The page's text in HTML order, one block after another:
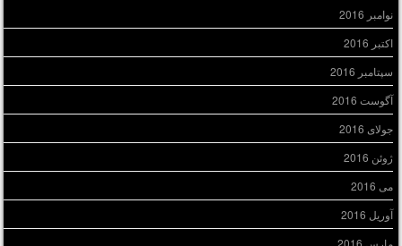
نوامبر 2016
اکتبر 2016
سپتامبر 2016
آگوست 2016
جولای 2016
ژوئن 2016
می 2016
آوریل 2016